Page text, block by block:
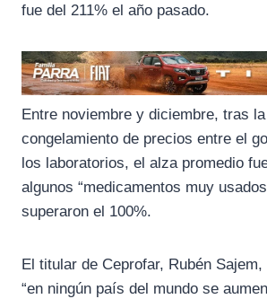
fue del 211% el año pasado.
Entre noviembre y diciembre, tras
congelamiento de precios entre el
los laboratorios, el alza promedio
algunos “medicamentos muy
superaron el 100%.
El titular de Ceprofar, Rubén Sajem,
“en ningún país del mundo se